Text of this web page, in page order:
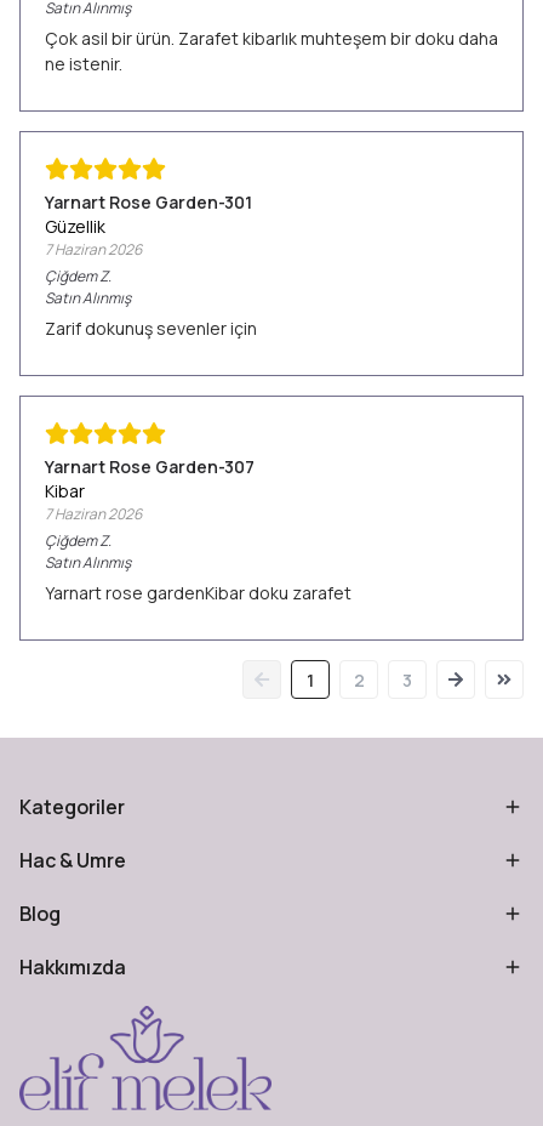
Satın Alınmış
Çok asil bir ürün. Zarafet kibarlık muhteşem bir doku daha
ne istenir.
Yarnart Rose Garden-301
Güzellik
7 Haziran 2026
ÇiğdemZ.
Satın Alınmış
Zarif dokunuş sevenler için
Yarnart Rose Garden-307
Kibar
7 Haziran 2026
ÇiğdemZ.
Satın Alınmış
Yarnart rose gardenKibar doku zarafet
1 2 3
Kategoriler
Hac & Umre
Blog
Hakkımızda